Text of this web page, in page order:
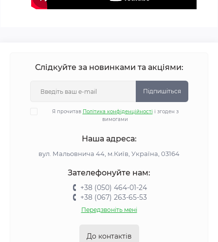
Слідкуйте за новинками та акціями:
Підпишіться
Я прочитав Політика конфіденційності і згоден з
вимогами
Наша адреса:
вул. Мальовнича 44, м.Київ, Україна, 03164
Зателефонуйте нам:
+38 (050) 464-01-24
+38 (067) 263-65-53
Передзвоніть мені
До контактів